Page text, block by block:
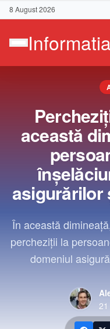
8 August 2026
Contact
această
asigurărilor
În această
percheziții la
domeniul